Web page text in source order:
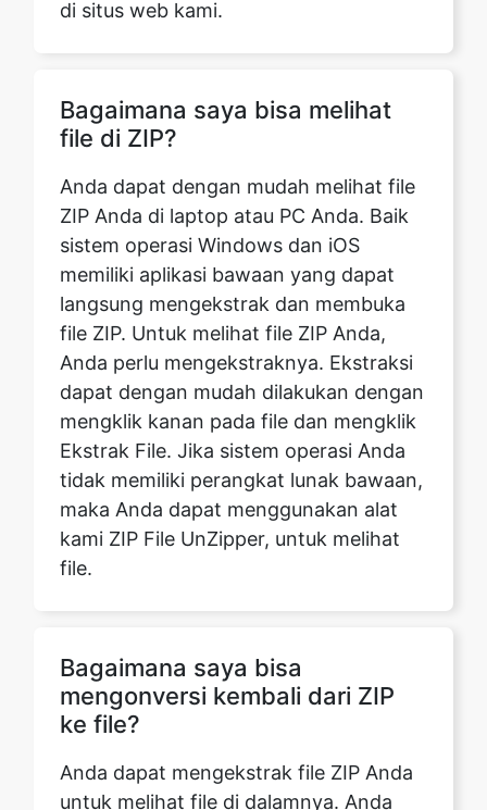
Bagaimana saya bisa melihat
ZIP Anda di laptop atau PC Anda. Baik
sistem operasi Windows dan iOS
memiliki aplikasi bawaan yang dapat
langsung mengekstrak dan membuka
file ZIP. Untuk melihat file ZIP Anda,
Anda perlu mengekstraknya. Ekstraksi
dapat dengan mudah dilakukan dengan
mengklik kanan pada file dan mengklik
Ekstrak File. Jika sistem operasi Anda
tidak memiliki perangkat lunak bawaan,
maka Anda dapat menggunakan alat
kami ZIP File UnZipper, untuk melihat
file.
Bagaimana saya bisa
Anda dapat mengekstrak file ZIP Anda
untuk melihat file di dalamnya. Anda
dapat langsung melakukannya di laptop
atau PC Anda, atau menggunakan alat
ZIP File Unzip kami, untuk melihat file.